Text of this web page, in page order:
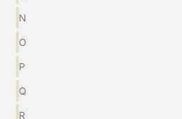
N
O
P
Q
R